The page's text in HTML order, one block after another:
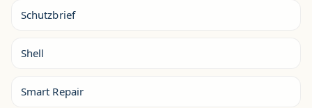
Schutzbrief
Shell
Smart Repair